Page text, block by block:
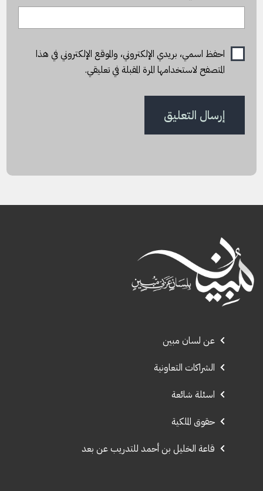
احفظ اسمي، بريدي الإلكتروني، والموقع الإلكتروني في هذا
المتصفح لاستخدامها المرة المقبلة في تعليقي.
عن لسان مبين
الشراكات التعاونية
اسئلة شائعة
حقوق الملكية
قاعة الخليل بن أحمد للتدريب عن بعد